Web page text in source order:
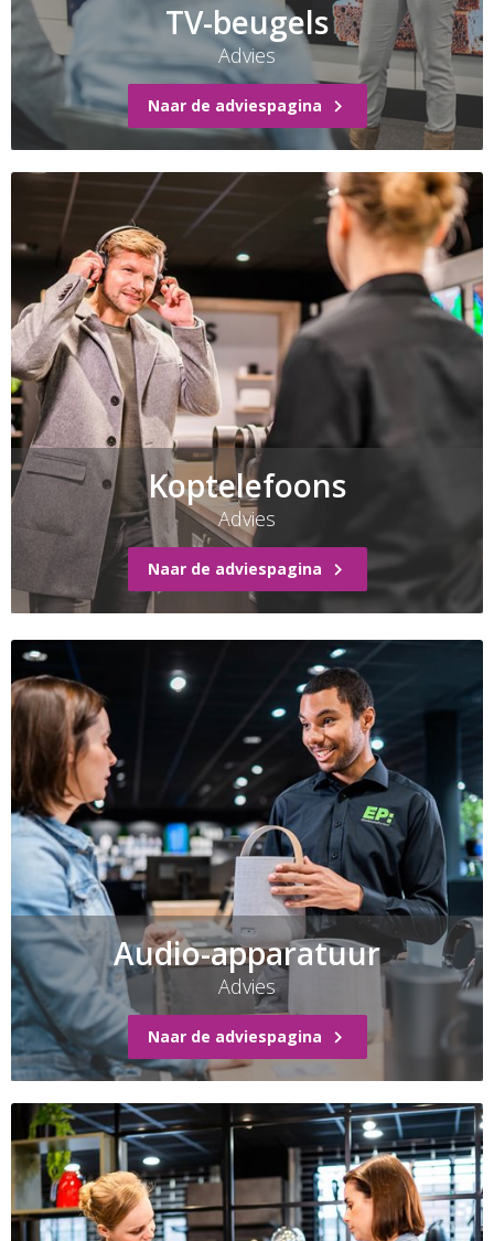
TV-beugels
Advies
Naar de adviespagina
Koptelefoons
Advies
Naar de adviespagina
Audio-apparatuur
Advies
Naar de adviespagina